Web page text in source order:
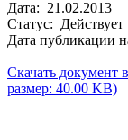
Дата: 21.02.2013
Статус: Действует
Дата публикации
Скачать документ
размер: 40.00 KB)